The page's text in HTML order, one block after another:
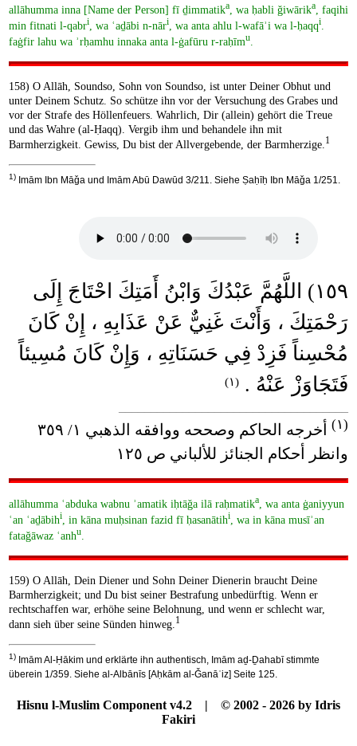
allāhumma inna [Name der Person] fī ḏimmatika, wa ḥabli ǧiwārika, faqihi
min fitnati l-qabri , wa ʿaḏābi n-nāri , wa anta ahlu l-wafāʾi wa l-ḥaqqi
faġfir lahu wa ʾrḥamhu innaka anta l-ġafūru r-raḥīmu
158) O Allāh, Soundso, Sohn von Soundso, ist unter Deiner Obhut und
unter Deinem Schutz. So schütze ihn vor der Versuchung des Grabes und
vor der Strafe des Höllenfeuers. Wahrlich, Dir (allein) gehört die Treue
und das Wahre (al-Ḥaqq). Vergib ihm und behandele ihn mit
Barmherzigkeit. Gewiss, Du bist der Allvergebende, der Barmherzige.1
1) Imām Ibn Māǧa und Imām Abū Dawūd 3/211. Siehe Ṣaḥīḥ Ibn Māǧa 1/251.
١٥٩) اللَّهُمَّ عَبْدُكَ وَابْنُ أَمَتِكَ احْتَاجَ إِلَى
رَحْمَتِكَ ، وَأَنْتَ غَنِيٌّ عَنْ عَذَابِهِ ، إِنْ كَانَ
مُحْسِناً فَزِدْ فِي حَسَنَاتِهِ ، وَإِنْ كَانَ مُسِيئاً
فَتَجَاوَزْ عَنْهُ . (١)
(١)
أخرجه الحاكم وصححه ووافقه الذهبي ١/ ٣٥٩
وانظر أحكام الجنائز للألباني ص ١٢٥
allāhumma ʿabduka wabnu ʾamatik iḥtāǧa ilā raḥmatika, wa anta ġaniyyun
ʿan ʿaḏābihi , in kāna muḥsinan fazid fī ḥasanātihi , wa in kāna musīʾan
fataǧāwaz ʿanhu
159) O Allāh, Dein Diener und Sohn Deiner Dienerin braucht Deine
Barmherzigkeit; und Du bist seiner Bestrafung unbedürftig. Wenn er
rechtschaffen war, erhöhe seine Belohnung, und wenn er schlecht war,
dann sieh über seine Sünden hinweg.1
1) Imām Al-Ḥākim und erklärte ihn authentisch, Imām aḏ-Ḏahabī stimmte
überein 1/359. Siehe al-Albānīs [Aḥkām al-Ǧanāʾiz] Seite 125.
Hisnu l-Muslim Component v4.2 | © 2002 - 2026 by Idris
Fakiri